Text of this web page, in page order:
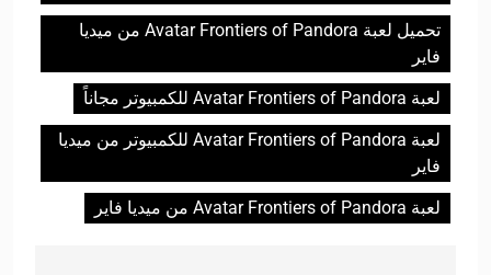
تحميل لعبة Avatar Frontiers of Pandora من ميديا
فاير
لعبة Avatar Frontiers of Pandora للكمبيوتر مجاناً
لعبة Avatar Frontiers of Pandora للكمبيوتر من ميديا
فاير
لعبة Avatar Frontiers of Pandora من ميديا فاير